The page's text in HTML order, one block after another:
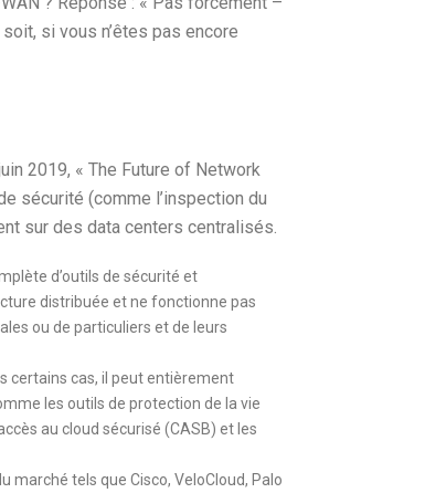
si vous n’êtes pas encore
2019, « The Future of Network
sécurité (comme l’inspection du
sur des data centers centralisés.
d’outils de sécurité et
distribuée et ne fonctionne pas
ou de particuliers et de leurs
certains cas, il peut entièrement
les outils de protection de la vie
au cloud sécurisé (CASB) et les
tels que Cisco, VeloCloud, Palo